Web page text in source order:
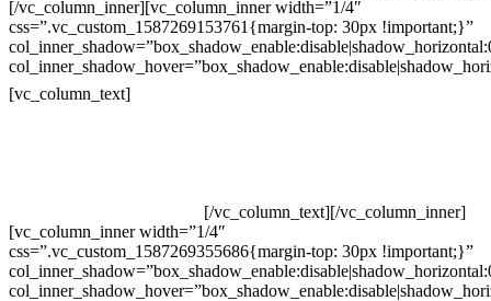
[/vc_column_inner][vc_column_inner width=”1/4″
css=”.vc_custom_1587269153761{margin-top: 30px !important;}”
[vc_column_text]
[/vc_column_text][/vc_column_inner]
[vc_column_inner width=”1/4″
css=”.vc_custom_1587269355686{margin-top: 30px !important;}”